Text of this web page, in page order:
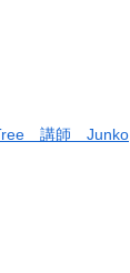
講師 Junko